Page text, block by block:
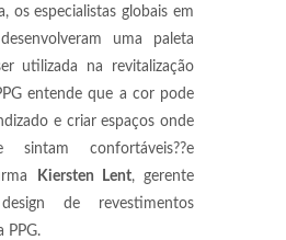
os especialistas globais em
uma paleta
utilizada na revitalização
entende que a cor pode
e criar espaços onde
confortáveis??e
Kiersten Lent, gerente
de revestimentos
PPG.